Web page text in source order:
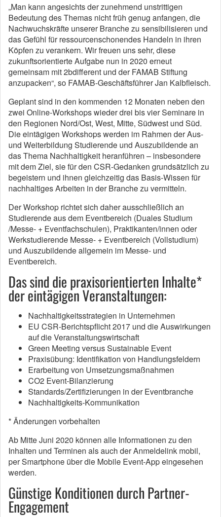
„Man kann angesichts der zunehmend unstrittigen
Bedeutung des Themas nicht früh genug anfangen, die
Nachwuchskräfte unserer Branche zu sensibilisieren und
das Gefühl für ressourcenschonendes Handeln in ihren
Köpfen zu verankern. Wir freuen uns sehr, diese
zukunftsorientierte Aufgabe nun in 2020 erneut
gemeinsam mit 2bdifferent und der FAMAB Stiftung
anzupacken“, so FAMAB-Geschäftsführer Jan Kalbfleisch.
Geplant sind in den kommenden 12 Monaten neben den
zwei Online-Workshops wieder drei bis vier Seminare in
den Regionen Nord/Ost, West, Mitte, Südwest und Süd.
Die eintägigen Workshops werden im Rahmen der Aus-
und Weiterbildung Studierende und Auszubildende an
das Thema Nachhaltigkeit heranführen – insbesondere
mit dem Ziel, sie für den CSR-Gedanken grundsätzlich zu
begeistern und ihnen gleichzeitig das Basis-Wissen für
nachhaltiges Arbeiten in der Branche zu vermitteln.
Der Workshop richtet sich daher ausschließlich an
Studierende aus dem Eventbereich (Duales Studium
/Messe- + Eventfachschulen), Praktikanten/innen oder
Werkstudierende Messe- + Eventbereich (Vollstudium)
und Auszubildende allgemein im Messe- und
Eventbereich.
Das sind die praxisorientierten Inhalte*
der eintägigen Veranstaltungen:
Nachhaltigkeitsstrategien in Unternehmen
EU CSR-Berichtspflicht 2017 und die Auswirkungen
auf die Veranstaltungswirtschaft
Green Meeting versus Sustainable Event
Praxisübung: Identifikation von Handlungsfeldern
Erarbeitung von Umsetzungsmaßnahmen
CO2 Event-Bilanzierung
Standards/Zertifizierungen in der Eventbranche
Nachhaltigkeits-Kommunikation
* Änderungen vorbehalten
Ab Mitte Juni 2020 können alle Informationen zu den
Inhalten und Terminen als auch der Anmeldelink mobil,
per Smartphone über die Mobile Event-App eingesehen
werden.
Günstige Konditionen durch Partner-
Engagement